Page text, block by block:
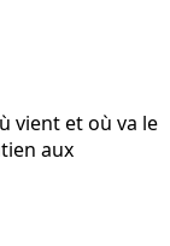
vient et où va le
aux